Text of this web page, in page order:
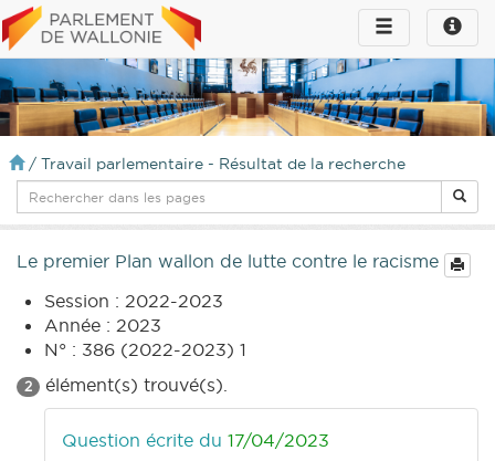
Toggle
infos
Toggle
navigation
/ Travail parlementaire - Résultat de la recherche
Le premier Plan wallon de lutte contre le racisme
Session : 2022-2023
Année : 2023
N° : 386 (2022-2023) 1
2 élément(s) trouvé(s).
Question écrite du 17/04/2023